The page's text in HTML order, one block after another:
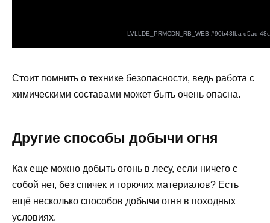
Стоит помнить о технике безопасности, ведь работа с
химическими составами может быть очень опасна.
Другие способы добычи огня
Как еще можно добыть огонь в лесу, если ничего с
собой нет, без спичек и горючих материалов? Есть
ещё несколько способов добычи огня в походных
условиях.